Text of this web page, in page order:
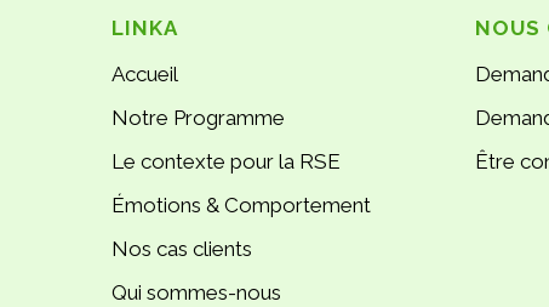
LINKA
Accueil
Notre Programme
Le contexte pour la RSE
Émotions & Comportement
Nos cas clients
Qui sommes-nous
NOUS
Être